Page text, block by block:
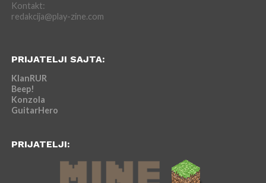
Kontakt:
redakcija@play-zine.com
PRIJATELJI SAJTA:
KlanRUR
Beep!
Konzola
GuitarHero
PRIJATELJI: